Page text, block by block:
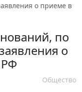
о приеме в
по
о
Общество